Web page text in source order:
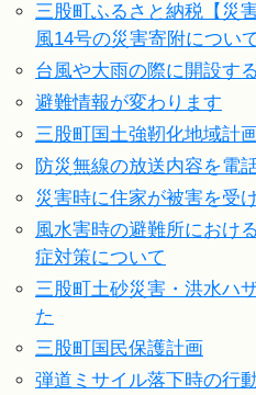
三股町ふるさと納税【災
風14号の災害寄附につい
台風や大雨の際に開設す
避難情報が変わります
三股町国土強靭化地域計
防災無線の放送内容を電
災害時に住家が被害を受
風水害時の避難所におけ
症対策について
三股町土砂災害・洪水ハ
た
三股町国民保護計画
弾道ミサイル落下時の行